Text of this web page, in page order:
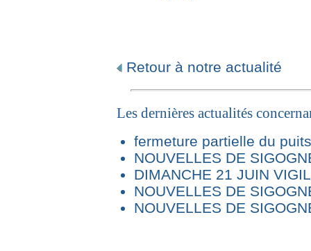
Retour à notre actualité
Les dernières actualités
fermeture partielle du
NOUVELLES DE
DIMANCHE 21 JUIN
NOUVELLES DE
NOUVELLES DE